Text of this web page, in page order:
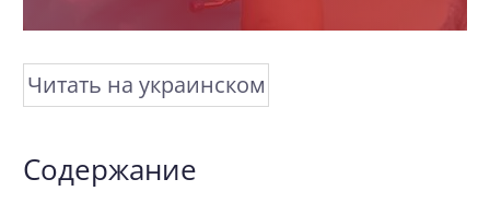
Читать на украинском
Содержание